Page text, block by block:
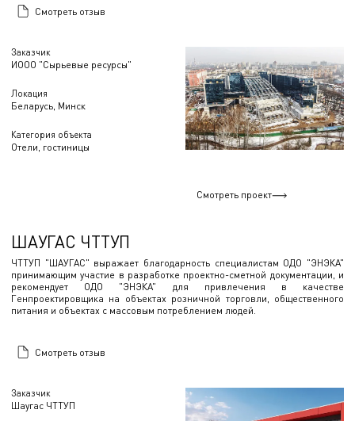
Заказчик
ИООО "Сырьевые ресурсы"
Локация
Беларусь, Минск
Категория объекта
Отели, гостиницы
Смотреть отзыв
Смотреть проект
Заказчик
Шаугас ЧТТУП
ШАУГАС ЧТТУП
ЧТТУП "ШАУГАС" выражает благодарность специалистам ОДО "ЭНЭКА"
принимающим участие в разработке проектно-сметной документации, и
рекомендует ОДО "ЭНЭКА" для привлечения в качестве
Генпроектировщика на объектах розничной торговли, общественного
питания и объектах с массовым потреблением людей.
Смотреть отзыв